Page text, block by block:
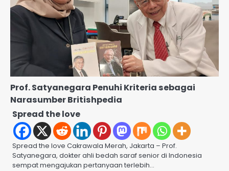
Prof. Satyanegara Penuhi Kriteria sebagai
Narasumber Britishpedia
Spread the love
Spread the love Cakrawala Merah, Jakarta – Prof.
Satyanegara, dokter ahli bedah saraf senior di Indonesia
sempat mengajukan pertanyaan terlebih…